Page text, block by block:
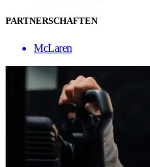
PARTNERSCHAFTEN
McLaren